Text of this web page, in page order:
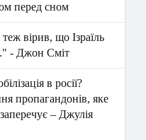
перед сном
вірив, що Ізраїль
- Джон Сміт
в росії?
пропагандонів, яке
– Джулія